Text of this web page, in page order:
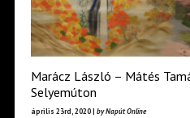
Marácz László – Mátés
Selyemúton
április 23rd, 2020 | by Napút Online